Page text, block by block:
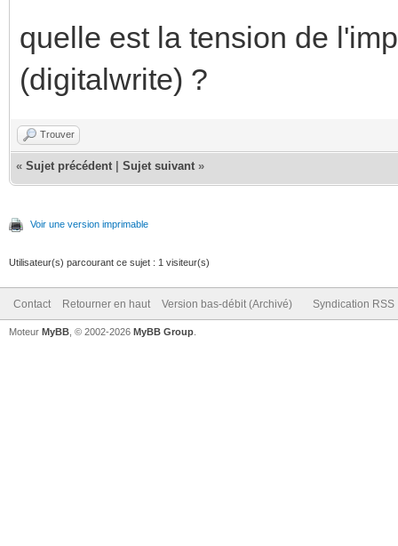
quelle est la tension de
(digitalwrite) ?
Trouver
« Sujet précédent Sujet suivant »
Voir une version imprimable
Utilisateur(s) parcourant ce sujet : 1 visiteur(s)
Contact Retourner en haut Version bas-débit (Archivé) Syndication RSS
Moteur MyBB , © 2002-2026 MyBB Group